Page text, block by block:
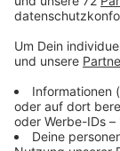
Der Erlass
Schulen. Sie
kümmern, die
nicht